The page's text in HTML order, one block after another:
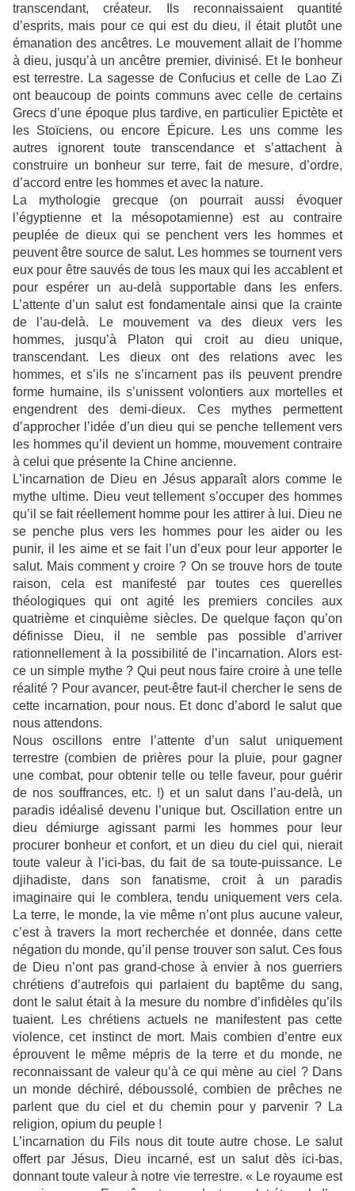
transcendant, créateur. Ils reconnaissaient quantité
d’esprits, mais pour ce qui est du dieu, il était plutôt une
émanation des ancêtres. Le mouvement allait de l’homme
à dieu, jusqu’à un ancêtre premier, divinisé. Et le bonheur
est terrestre. La sagesse de Confucius et celle de Lao Zi
ont beaucoup de points communs avec celle de certains
Grecs d’une époque plus tardive, en particulier Epictète et
les Stoïciens, ou encore Épicure. Les uns comme les
autres ignorent toute transcendance et s’attachent à
construire un bonheur sur terre, fait de mesure, d’ordre,
d’accord entre les hommes et avec la nature.
La mythologie grecque (on pourrait aussi évoquer
l’égyptienne et la mésopotamienne) est au contraire
peuplée de dieux qui se penchent vers les hommes et
peuvent être source de salut. Les hommes se tournent vers
eux pour être sauvés de tous les maux qui les accablent et
pour espérer un au-delà supportable dans les enfers.
L’attente d’un salut est fondamentale ainsi que la crainte
de l’au-delà. Le mouvement va des dieux vers les
hommes, jusqu’à Platon qui croit au dieu unique,
transcendant. Les dieux ont des relations avec les
hommes, et s’ils ne s’incarnent pas ils peuvent prendre
forme humaine, ils s’unissent volontiers aux mortelles et
engendrent des demi-dieux. Ces mythes permettent
d’approcher l’idée d’un dieu qui se penche tellement vers
les hommes qu’il devient un homme, mouvement contraire
à celui que présente la Chine ancienne.
L’incarnation de Dieu en Jésus apparaît alors comme le
mythe ultime. Dieu veut tellement s’occuper des hommes
qu’il se fait réellement homme pour les attirer à lui. Dieu ne
se penche plus vers les hommes pour les aider ou les
punir, il les aime et se fait l’un d’eux pour leur apporter le
salut. Mais comment y croire ? On se trouve hors de toute
raison, cela est manifesté par toutes ces querelles
théologiques qui ont agité les premiers conciles aux
quatrième et cinquième siècles. De quelque façon qu’on
définisse Dieu, il ne semble pas possible d’arriver
rationnellement à la possibilité de l’incarnation. Alors est-
ce un simple mythe ? Qui peut nous faire croire à une telle
réalité ? Pour avancer, peut-être faut-il chercher le sens de
cette incarnation, pour nous. Et donc d’abord le salut que
nous attendons.
Nous oscillons entre l’attente d’un salut uniquement
terrestre (combien de prières pour la pluie, pour gagner
une combat, pour obtenir telle ou telle faveur, pour guérir
de nos souffrances, etc. !) et un salut dans l’au-delà, un
paradis idéalisé devenu l’unique but. Oscillation entre un
dieu démiurge agissant parmi les hommes pour leur
procurer bonheur et confort, et un dieu du ciel qui, nierait
toute valeur à l’ici-bas, du fait de sa toute-puissance. Le
djihadiste, dans son fanatisme, croit à un paradis
imaginaire qui le comblera, tendu uniquement vers cela.
La terre, le monde, la vie même n’ont plus aucune valeur,
c’est à travers la mort recherchée et donnée, dans cette
négation du monde, qu’il pense trouver son salut. Ces fous
de Dieu n’ont pas grand-chose à envier à nos guerriers
chrétiens d’autrefois qui parlaient du baptême du sang,
dont le salut était à la mesure du nombre d’infidèles qu’ils
tuaient. Les chrétiens actuels ne manifestent pas cette
violence, cet instinct de mort. Mais combien d’entre eux
éprouvent le même mépris de la terre et du monde, ne
reconnaissant de valeur qu’à ce qui mène au ciel ? Dans
un monde déchiré, déboussolé, combien de prêches ne
parlent que du ciel et du chemin pour y parvenir ? La
religion, opium du peuple !
L’incarnation du Fils nous dit toute autre chose. Le salut
offert par Jésus, Dieu incarné, est un salut dès ici-bas,
donnant toute valeur à notre vie terrestre. « Le royaume est